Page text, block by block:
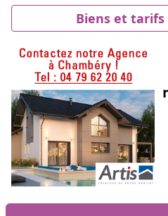
Biens et tarifs